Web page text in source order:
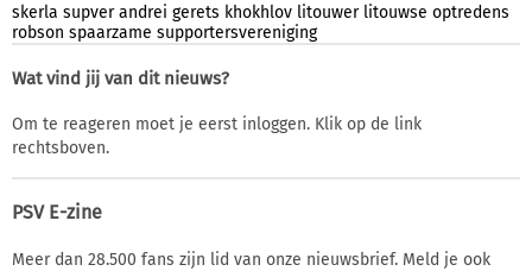
skerla supver andrei gerets khokhlov litouwer litouwse optredens
robson spaarzame supportersvereniging
Wat vind jij van dit nieuws?
Om te reageren moet je eerst inloggen. Klik op de link
rechtsboven.
PSV E-zine
Meer dan 28.500 fans zijn lid van onze nieuwsbrief. Meld je ook